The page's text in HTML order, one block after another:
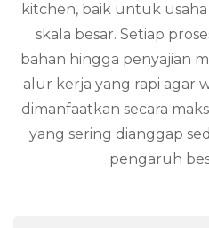
kitchen, baik untuk
skala besar. Setiap
bahan hingga penyajian
alur kerja yang rapi agar
dimanfaatkan secara
yang sering dianggap
pengaruh